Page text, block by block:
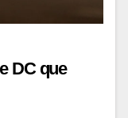
DC que